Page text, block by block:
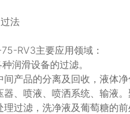
法
RV3主要应用领域：
润滑设备的过滤。
产品的分离及回收，液体
、喷液、喷洒系统、输液
过滤，洗净液及葡萄糖的前